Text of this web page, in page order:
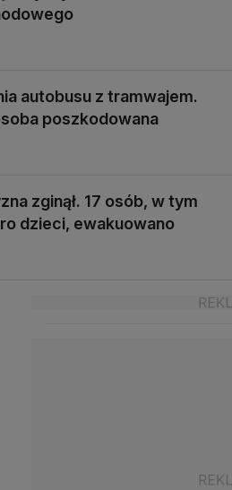
autobusu z tramwajem.
poszkodowana
zginął. 17 osób, w tym
dzieci, ewakuowano